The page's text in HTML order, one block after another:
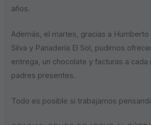
años.
Además, el martes, gracias a Humberto
Silva y Panadería El Sol, pudimos
entrega, un chocolate y facturas a cada
padres presentes.
Todo es posible si trabajamos